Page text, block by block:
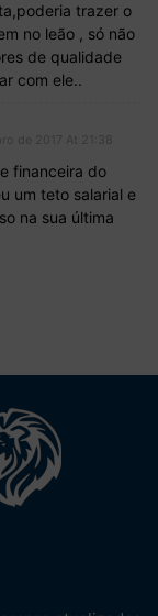
trazer o
no leão , só não
de qualidade
com ele..
financeira do
um teto salarial e
na sua última